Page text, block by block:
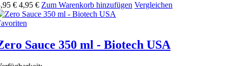
€ 4,95 € Zum Warenkorb hinzufügen Vergleichen
Sauce 350 ml - Biotech USA